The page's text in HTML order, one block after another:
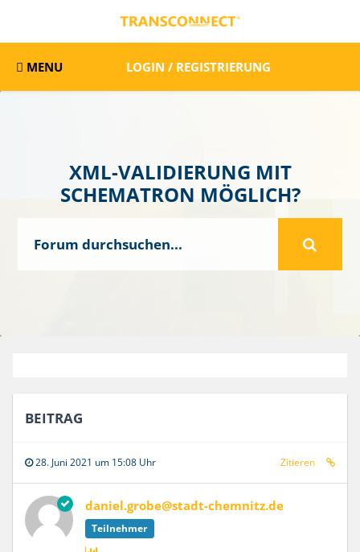
MENU LOGIN / REGISTRIERUNG
XML-VALIDIERUNG MIT
SCHEMATRON MÖGLICH?
BEITRAG
28. Juni 2021 um 15:08 Uhr Zitieren
daniel.grobe@stadt-chemnitz.de
Teilnehmer